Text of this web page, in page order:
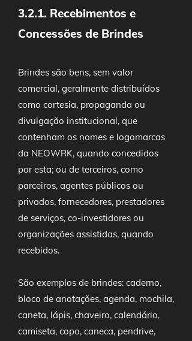
3.2.1. Recebimentos e
Concessões de Brindes
Brindes são bens, sem valor
comercial, geralmente distribuídos
como cortesia, propaganda ou
divulgação institucional, que
contenham os nomes e logomarcas
da NEOWRK, quando concedidos
por esta; ou de terceiros, como
parceiros, agentes públicos ou
privados, fornecedores, prestadores
de serviços, co-investidores ou
organizações assistidas, quando
recebidos.
São exemplos de brindes: caderno,
bloco de anotações, agenda, mochila,
caneta, lápis, chaveiro, calendário,
camiseta, copo, caneca, pendrive,